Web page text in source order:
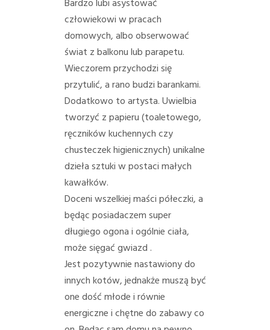
Bardzo lubi asystować
człowiekowi w pracach
domowych, albo obserwować
świat z balkonu lub parapetu.
Wieczorem przychodzi się
przytulić, a rano budzi barankami.
Dodatkowo to artysta. Uwielbia
tworzyć z papieru (toaletowego,
ręczników kuchennych czy
chusteczek higienicznych) unikalne
dzieła sztuki w postaci małych
kawałków.
Doceni wszelkiej maści półeczki, a
będąc posiadaczem super
długiego ogona i ogólnie ciała,
może sięgać gwiazd .
Jest pozytywnie nastawiony do
innych kotów, jednakże muszą być
one dość młode i równie
energiczne i chętne do zabawy co